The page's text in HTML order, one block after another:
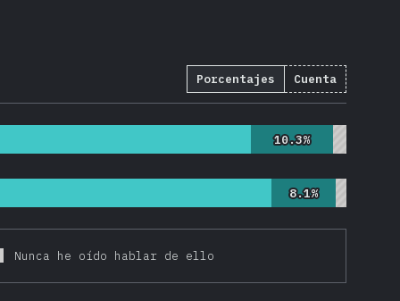
Porcentajes Cuenta
10.3%
10.3%
8.1%
8.1%
Nunca he oído hablar de ello